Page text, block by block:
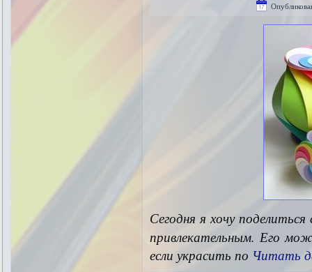
Сегодня я хочу
привлекательным. Его
если украсить по Читать